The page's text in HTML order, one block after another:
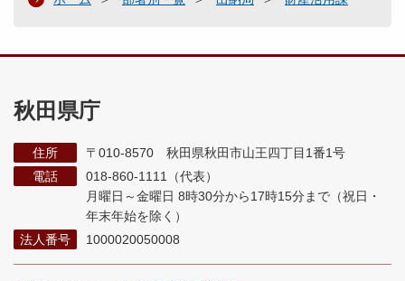
秋田県庁
住所
〒010-8570 秋田県秋田市山王四丁目1番1号
電話
018-860-1111（代表）
月曜日～金曜日 8時30分から17時15分まで （祝日・
年末年始を除く）
法人番号
1000020050008